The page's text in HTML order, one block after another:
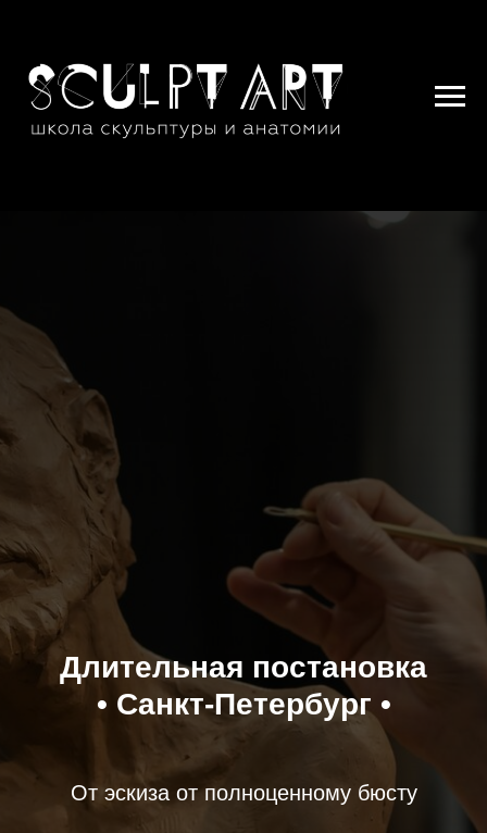
Длительная постановка
• Санкт-Петербург •
От эскиза от полноценному бюсту